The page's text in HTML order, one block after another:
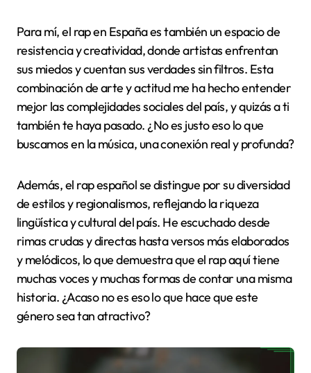
Para mí, el rap en España es también un espacio de
resistencia y creatividad, donde artistas enfrentan
sus miedos y cuentan sus verdades sin filtros. Esta
combinación de arte y actitud me ha hecho entender
mejor las complejidades sociales del país, y quizás a ti
también te haya pasado. ¿No es justo eso lo que
buscamos en la música, una conexión real y profunda?
Además, el rap español se distingue por su diversidad
de estilos y regionalismos, reflejando la riqueza
lingüística y cultural del país. He escuchado desde
rimas crudas y directas hasta versos más elaborados
y melódicos, lo que demuestra que el rap aquí tiene
muchas voces y muchas formas de contar una misma
historia. ¿Acaso no es eso lo que hace que este
género sea tan atractivo?